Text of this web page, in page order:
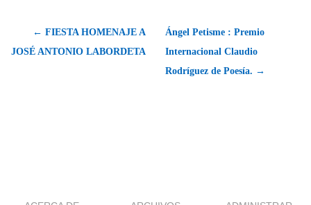
← FIESTA HOMENAJE A
JOSÉ ANTONIO LABORDETA
Ángel Petisme : Premio
Internacional Claudio
Rodríguez de Poesía. →